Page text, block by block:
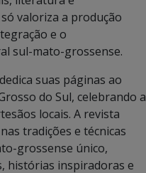
valoriza a produção
e o
sul-mato-grossense.
suas páginas ao
do Sul, celebrando a
locais. A revista
tradições e técnicas
grossense único,
histórias inspiradoras e